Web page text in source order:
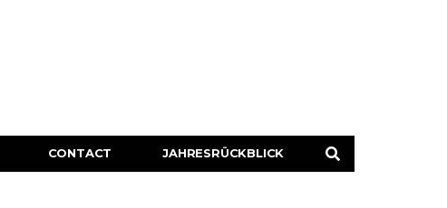
CONTACT JAHRESRÜCKBLICK